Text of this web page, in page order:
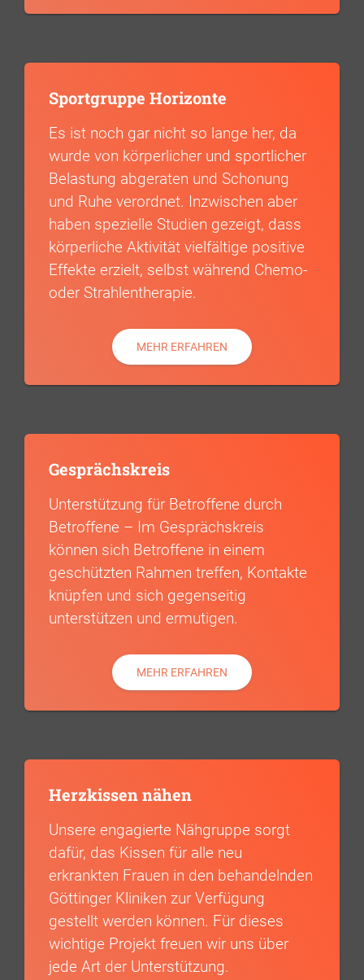
Sportgruppe Horizonte
Es ist noch gar nicht so lange her, da
wurde von körperlicher und sportlicher
Belastung abgeraten und Schonung
und Ruhe verordnet. Inzwischen aber
haben spezielle Studien gezeigt, dass
körperliche Aktivität vielfältige positive
Effekte erzielt, selbst während Chemo-
oder Strahlentherapie.
MEHR ERFAHREN
Gesprächskreis
Unterstützung für Betroffene durch
Betroffene – Im Gesprächskreis
können sich Betroffene in einem
geschützten Rahmen treffen, Kontakte
knüpfen und sich gegenseitig
unterstützen und ermutigen.
MEHR ERFAHREN
Herzkissen nähen
Unsere engagierte Nähgruppe sorgt
dafür, das Kissen für alle neu
erkrankten Frauen in den behandelnden
Göttinger Kliniken zur Verfügung
gestellt werden können. Für dieses
wichtige Projekt freuen wir uns über
jede Art der Unterstützung.